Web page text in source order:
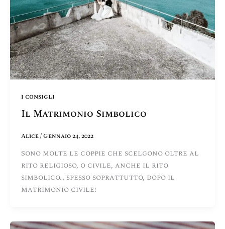
i consigli
Il Matrimonio Simbolico
Alice/Gennaio 24, 2022
Sono molte le coppie che scelgono oltre al
rito religioso, o civile, anche il rito
simbolico… spesso soprattutto, dopo il
matrimonio civile!